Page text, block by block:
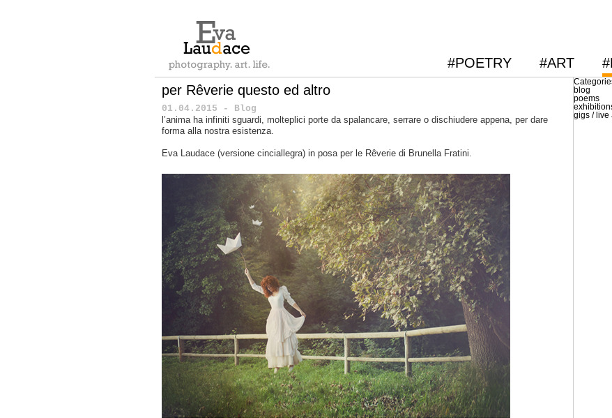
#POETRY #ART
per Rêverie questo ed altro
01.04.2015 - Blog
l’anima ha infiniti sguardi, molteplici porte da spalancare, serrare o dischiudere appena, per dare
forma alla nostra esistenza.
Eva Laudace (versione cinciallegra) in posa per le Rêverie di Brunella Fratini.
blog
poems
gigs / live